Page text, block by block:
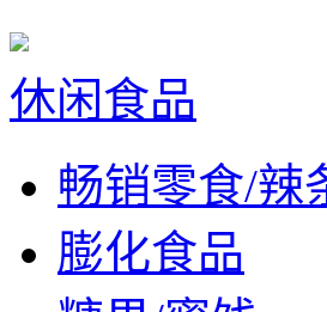
休闲食品
畅销零食/辣
膨化食品